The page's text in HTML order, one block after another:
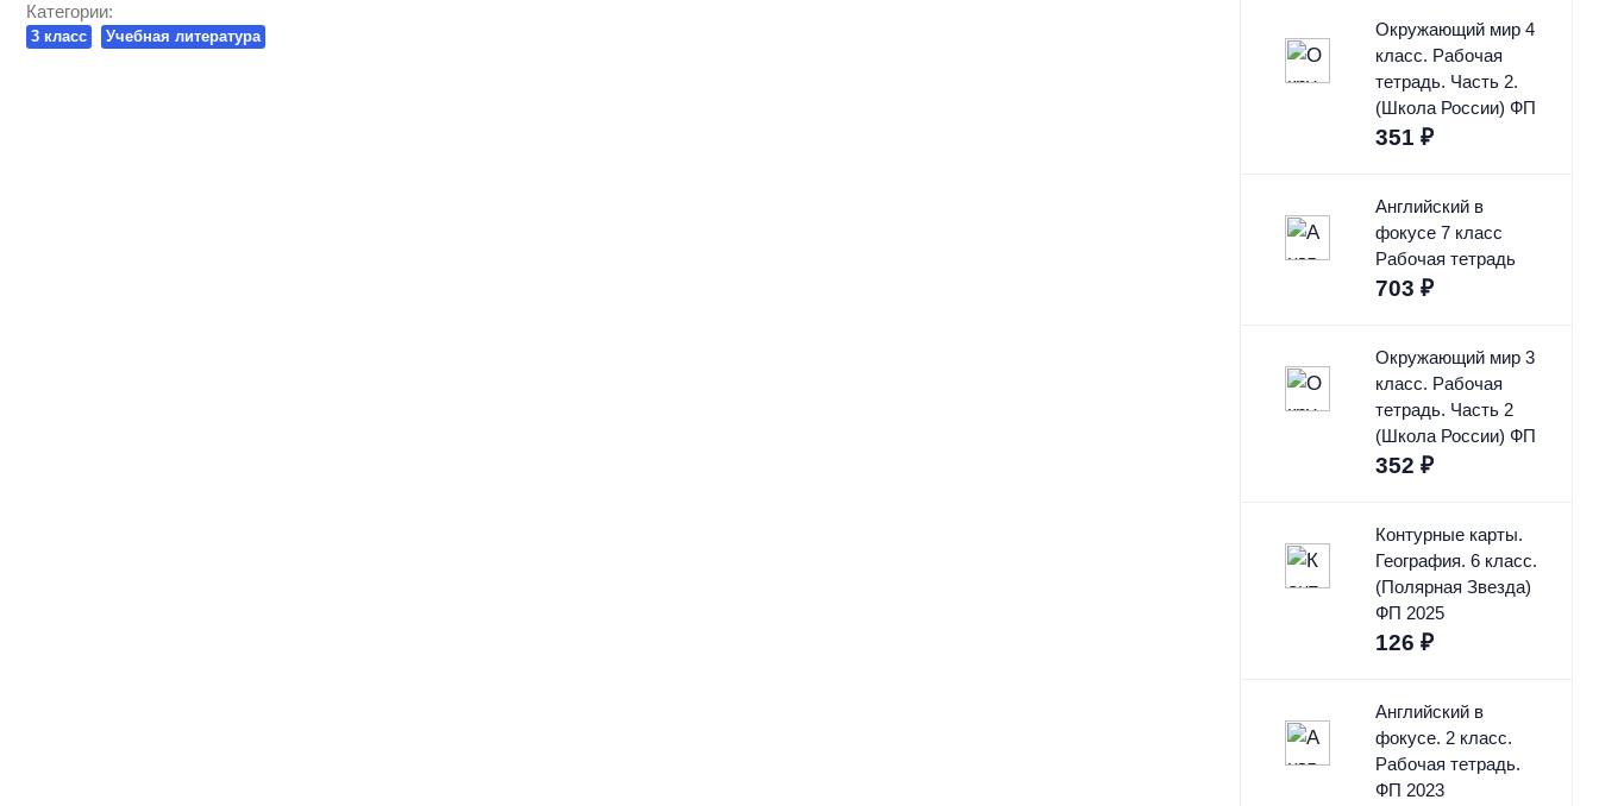
Категории:
3 класс Учебная литература
Окружающий мир 4
класс. Рабочая
тетрадь. Часть 2.
(Школа России) ФП
351 ₽
Английский в
фокусе 7 класс
Рабочая тетрадь
703 ₽
Окружающий мир 3
класс. Рабочая
тетрадь. Часть 2
(Школа России) ФП
352 ₽
Контурные карты.
География. 6 класс.
(Полярная Звезда)
ФП 2025
126 ₽
Английский в
фокусе. 2 класс.
Рабочая тетрадь.
ФП 2023